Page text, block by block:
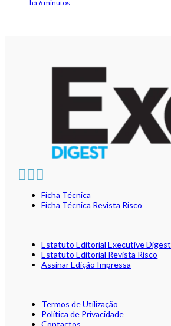
há 6 minutos
Ficha Técnica
Ficha Técnica Revista Risco
Estatuto Editorial Executive Digest
Estatuto Editorial Revista Risco
Assinar Edição Impressa
Termos de Utilização
Política de Privacidade